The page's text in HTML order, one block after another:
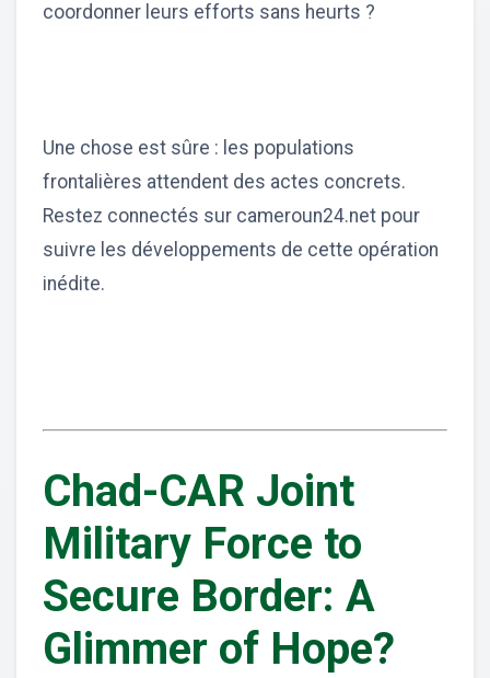
coordonner leurs efforts sans heurts ?
Une chose est sûre : les populations
frontalières attendent des actes concrets.
Restez connectés sur cameroun24.net pour
suivre les développements de cette opération
inédite.
Chad-CAR Joint
Military Force to
Secure Border: A
Glimmer of Hope?